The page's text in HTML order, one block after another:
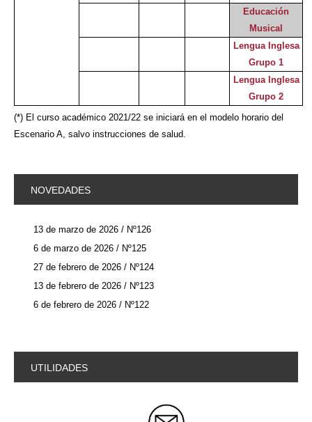
Educación
Musical
Lengua Inglesa
Grupo 1
Lengua Inglesa
Grupo 2
(*) El curso académico 2021/22 se iniciará en el modelo horario del
Escenario A, salvo instrucciones de salud.
NOVEDADES
13 de marzo de 2026 / Nº126
6 de marzo de 2026 / Nº125
27 de febrero de 2026 / Nº124
13 de febrero de 2026 / Nº123
6 de febrero de 2026 / Nº122
UTILIDADES